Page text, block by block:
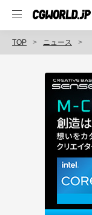
TOP ニュース